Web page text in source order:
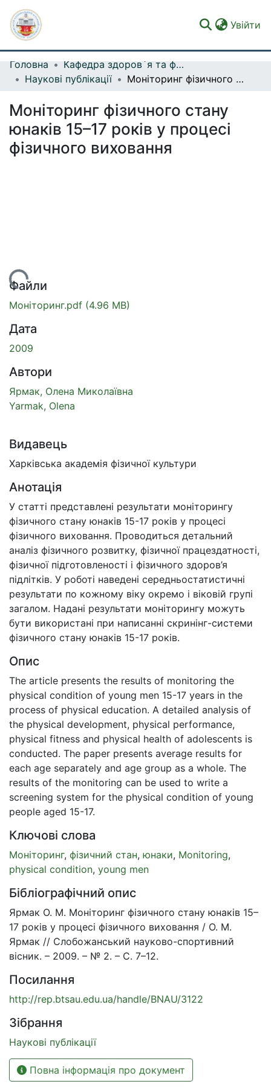
Увійти
Фонди та зібрання
Статистика
Головна
Кафедра здоров`я та фізичної рекреації
Наукові публікації
Моніторинг фізичного стану юнаків 15–17 років у процесі фізичного виховання
Моніторинг фізичного стану
юнаків 15–17 років у процесі
фізичного виховання
Файли
Моніторинг.pdf (4.96 MB)
Дата
2009
Автори
Ярмак, Олена Миколаївна
Yarmak, Olena
Видавець
Харківська академія фізичної культури
Анотація
У статті представлені результати моніторингу
фізичного стану юнаків 15-17 років у процесі
фізичного виховання. Проводиться детальний
аналіз фізичного розвитку, фізичної працездатності,
фізичної підготовленості і фізичного здоров’я
підлітків. У роботі наведені середньостатистичні
результати по кожному віку окремо і віковій групі
загалом. Надані результати моніторингу можуть
бути використані при написанні скринінг-системи
фізичного стану юнаків 15-17 років.
Опис
The article presents the results of monitoring the
physical condition of young men 15-17 years in the
process of physical education. A detailed analysis of
the physical development, physical performance,
physical fitness and physical health of adolescents is
conducted. The paper presents average results for
each age separately and age group as a whole. The
results of the monitoring can be used to write a
screening system for the physical condition of young
people aged 15-17.
Ключові слова
Моніторинг, фізичний стан, юнаки, Monitoring,
physical condition, young men
Бібліографічний опис
Ярмак О. М. Моніторинг фізичного стану юнаків 15–
17 років у процесі фізичного виховання / О. М.
Ярмак // Слобожанський науково-спортивний
вісник. – 2009. – № 2. – С. 7–12.
Посилання
http://rep.btsau.edu.ua/handle/BNAU/3122
Зібрання
Наукові публікації
Повна інформація про документ